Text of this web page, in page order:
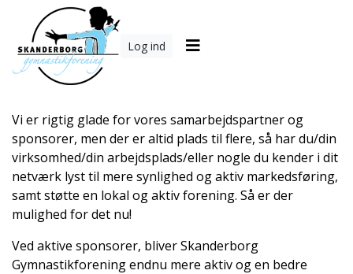
Log ind
Vi er rigtig glade for vores samarbejdspartner og
sponsorer, men der er altid plads til flere, så har du/din
virksomhed/din arbejdsplads/eller nogle du kender i dit
netværk lyst til mere synlighed og aktiv markedsføring,
samt støtte en lokal og aktiv forening. Så er der
mulighed for det nu!
Ved aktive sponsorer, bliver Skanderborg
Gymnastikforening endnu mere aktiv og en bedre